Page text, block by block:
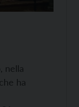
nella
ha